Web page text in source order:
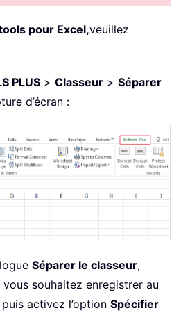
pour Excel,veuillez
PLUS > Classeur > Séparer
d’écran :
Séparer le classeur,
souhaitez enregistrer au
activez l’option Spécifier